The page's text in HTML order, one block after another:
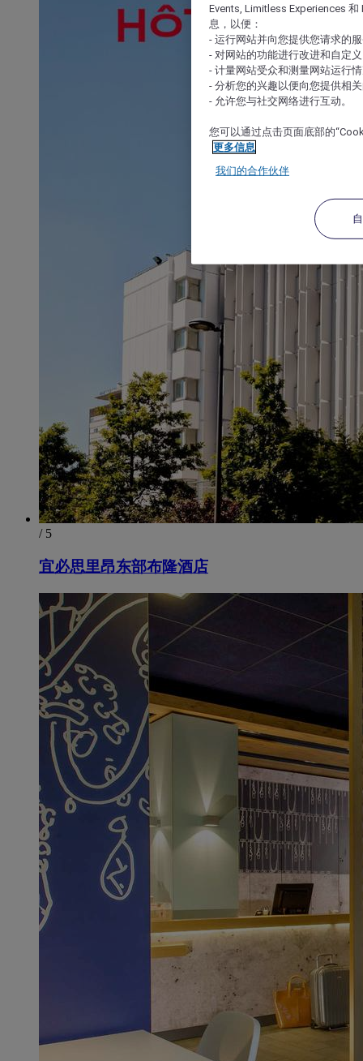
/ 5
宜必思里昂东部布隆酒店
Events, Limitless Experiences 和
息，以便：
- 运行网站并向您提供您请求的
- 对网站的功能进行改进和自定义
- 计量网站受众和测量网站运行
- 分析您的兴趣以便向您提供相
- 允许您与社交网络进行互动。
您可以通过点击页面底部的
更多信息
我们的合作伙伴